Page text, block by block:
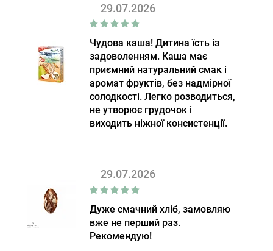
29.07.2026
Чудова каша! Дитина їсть із
задоволенням. Каша має
приємний натуральний смак і
аромат фруктів, без надмірної
солодкості. Легко розводиться,
не утворює грудочок і
виходить ніжної консистенції.
29.07.2026
Дуже смачний хліб, замовляю
вже не перший раз.
Рекомендую!